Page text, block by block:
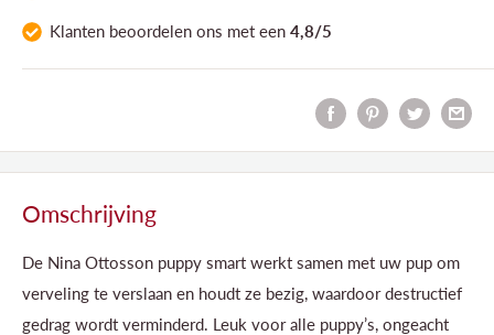
Klanten beoordelen ons met een 4,8/5
Omschrijving
De Nina Ottosson puppy smart werkt samen met uw pup om
verveling te verslaan en houdt ze bezig, waardoor destructief
gedrag wordt verminderd. Leuk voor alle puppy’s, ongeacht